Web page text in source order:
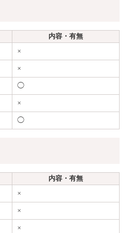
内容・有無
×
×
◯
×
◯
内容・有無
×
×
×